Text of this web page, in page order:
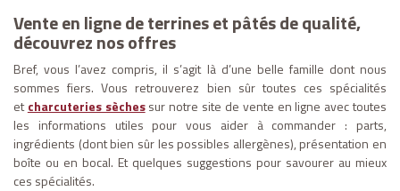
Vente en ligne de terrines et pâtés de qualité,
découvrez nos offres
Bref, vous l’avez compris, il s’agit là d’une belle famille dont nous
sommes fiers. Vous retrouverez bien sûr toutes ces spécialités
etcharcuteries sèchessur notre site de vente en ligne avec toutes
les informations utiles pour vous aider à commander : parts,
ingrédients (dont bien sûr les possibles allergènes), présentation en
boîte ou en bocal. Et quelques suggestions pour savourer au mieux
ces spécialités.